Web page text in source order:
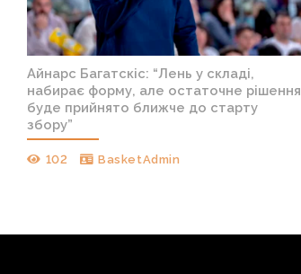
Айнарс Багатскіс: “Лень у складі,
набирає форму, але остаточне рішення
буде прийнято ближче до старту
збору”
102 BasketAdmin